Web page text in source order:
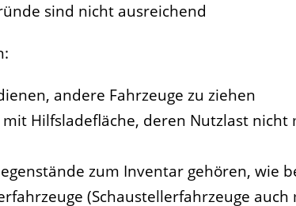
sind nicht ausreichend
andere Fahrzeuge zu ziehen
Hilfsladefläche, deren Nutzlast nicht
zum Inventar gehören, wie
(Schaustellerfahrzeuge auch